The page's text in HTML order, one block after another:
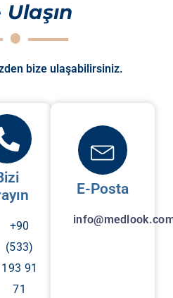
Ulaşın
bize ulaşabilirsiniz.
+90
(533)
193 91
71
E-Posta